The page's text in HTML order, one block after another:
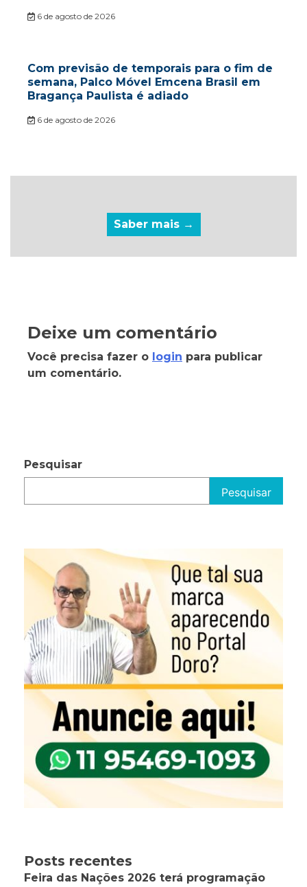
6 de agosto de 2026
Com previsão de temporais para o fim de
semana, Palco Móvel Emcena Brasil em
Bragança Paulista é adiado
6 de agosto de 2026
Saber mais →
Deixe um comentário
Você precisa fazer o login para publicar
um comentário.
Pesquisar
Pesquisar
Posts recentes
Feira das Nações 2026 terá programação